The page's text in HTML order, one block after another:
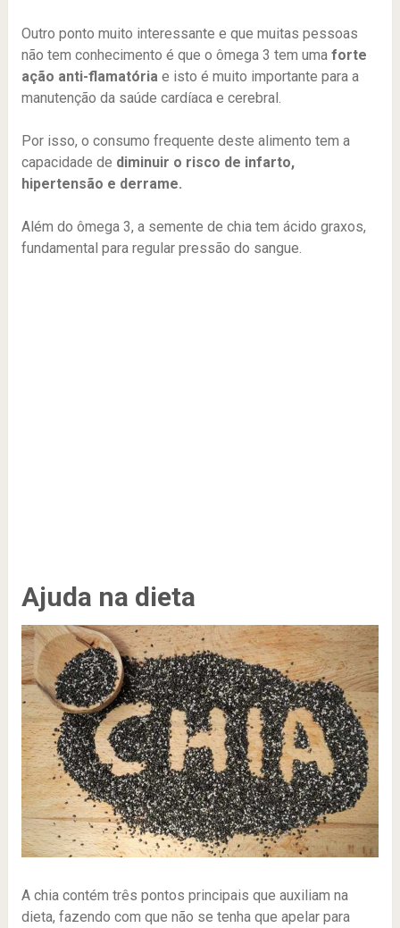
Outro ponto muito interessante e que muitas pessoas
não tem conhecimento é que o ômega 3 tem uma forte
ação anti-flamatória e isto é muito importante para a
manutenção da saúde cardíaca e cerebral.
Por isso, o consumo frequente deste alimento tem a
capacidade de diminuir o risco de infarto,
hipertensão e derrame.
Além do ômega 3, a semente de chia tem ácido graxos,
fundamental para regular pressão do sangue.
Ajuda na dieta
A chia contém três pontos principais que auxiliam na
dieta, fazendo com que não se tenha que apelar para